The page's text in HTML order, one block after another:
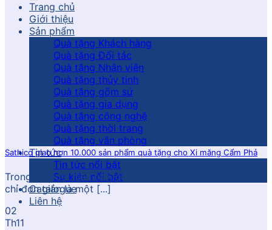
Trang chủ
Giới thiệu
Sản phẩm
Quà tặng Khách hàng
Quà tặng Đối tác
Quà tặng Nhân viên
Quà tặng thủy tinh
Quà tặng gốm sứ
Quà tặng gia dụng
Quà tặng công nghệ
Quà tặng thời trang
Quà tặng văn phòng
Tin tức
Tin tức nổi bật
Sự kiện nổi bật
Catalogue
Liên hệ
Sathico giao hơn 10.000 sản phẩm quà tặng cho Xi măng Cẩm Phả
Trong thời đại hiện nay, quà tặng doanh nghiệp không
chỉ đơn giản là một [...]
02
Th11